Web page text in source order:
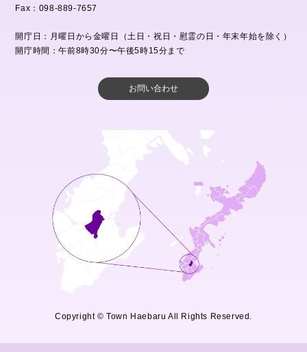
Fax：098-889-7657
開庁日：月曜日から金曜日（土日・祝日・慰霊の日・年末年始を除く）
開庁時間：午前8時30分〜午後5時15分まで
お問い合わせ
Copyright © Town Haebaru All Rights Reserved.